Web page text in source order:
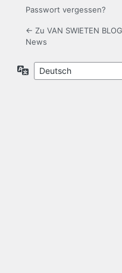
Passwort vergessen?
← Zu VAN SWIETEN
News
Sprache